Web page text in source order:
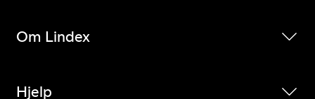
Om Lindex
Hjelp